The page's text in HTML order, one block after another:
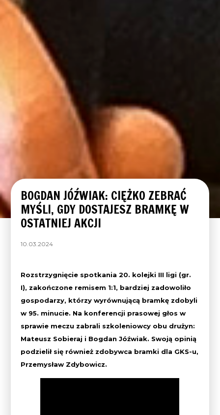
BOGDAN JÓŹWIAK: CIĘŻKO ZEBRAĆ
MYŚLI, GDY DOSTAJESZ BRAMKĘ W
OSTATNIEJ AKCJI
10.03.2024
Rozstrzygnięcie spotkania 20. kolejki III ligi (gr.
I), zakończone remisem 1:1, bardziej zadowoliło
gospodarzy, którzy wyrównującą bramkę zdobyli
w 95. minucie. Na konferencji prasowej głos w
sprawie meczu zabrali szkoleniowcy obu drużyn:
Mateusz Sobieraj i Bogdan Jóźwiak. Swoją opinią
podzielił się również zdobywca bramki dla GKS-u,
Przemysław Zdybowicz.